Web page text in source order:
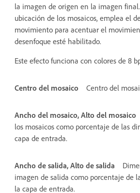
la imagen de origen en la imagen
ubicación de los mosaicos, emplea el
movimiento para acentuar el
desenfoque esté habilitado.
Este efecto funciona con colores de 8
Centro del mosaico Centro del
Ancho del mosaico, Alto del mosaico
los mosaicos como porcentaje de las
capa de entrada.
Ancho de salida, Alto de salida
imagen de salida como porcentaje de
la capa de entrada.